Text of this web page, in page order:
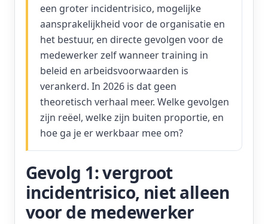
een groter incidentrisico, mogelijke
aansprakelijkheid voor de organisatie en
het bestuur, en directe gevolgen voor de
medewerker zelf wanneer training in
beleid en arbeidsvoorwaarden is
verankerd. In 2026 is dat geen
theoretisch verhaal meer. Welke gevolgen
zijn reëel, welke zijn buiten proportie, en
hoe ga je er werkbaar mee om?
Gevolg 1: vergroot
incidentrisico, niet alleen
voor de medewerker